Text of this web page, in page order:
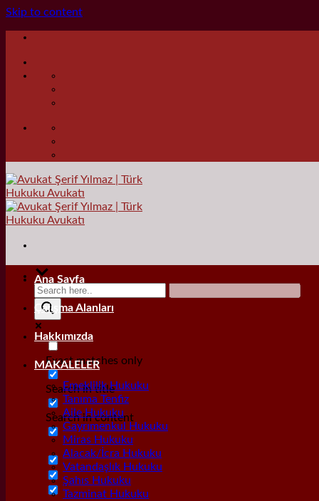
Skip to content
Exact matches only
Search in title
Search in content
Ana Sayfa
Çalışma Alanları
Hakkımızda
MAKALELER
Emeklilik Hukuku
Tanıma Tenfiz
Aile Hukuku
Gayrımenkul Hukuku
Miras Hukuku
Alacak/İcra Hukuku
Vatandaşlık Hukuku
Şahıs Hukuku
Tazminat Hukuku